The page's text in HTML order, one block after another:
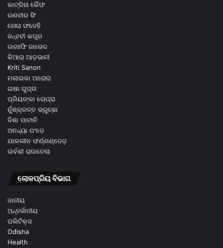
କାଟ୍ରିନା କୈଫ
ରଣବୀର ସିଂ
ନୋରା ଫତେହି
ଜନ୍ହବୀ କପୂର
ଉରଃଫି ଜାଭେଦ
କିଆରା ଆଡ଼ଭାନୀ
Kriti Sanon
ମଲାଇକା ଅରୋରା
ଇଷା ଗୁପ୍ତା
ପ୍ରିୟଙ୍କା ଚୋପ୍ରା
ନୁଁଶ୍ର୍ରତ୍ତ ଭ୍ରୁଚ୍ଛା
ଦିଶା ପାଟାନି
ଅନନ୍ୟା ପଂଡେ
ଯାକଲୀନ ଫର୍ଣ୍ଣଣ୍ଡେଜ଼
ଉର୍ବଶୀ ରାଉତେଲା
ଲୋକପ୍ରିୟ ବିଭାଗ
ଜାତୀୟ
ଅନ୍ତର୍ଜାତୀୟ
ପଲିଟିକ୍ସ
Odisha
Health